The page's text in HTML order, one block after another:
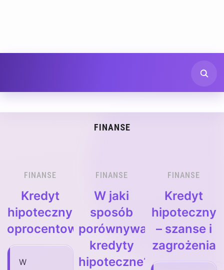
FINANSE
FINANSE
Kredyt
hipoteczny
oprocentowania
W
FINANSE
W jaki
sposób
porównywać
kredyty
hipoteczne?
FINANSE
Kredyt
hipoteczny
– szanse i
zagrożenia